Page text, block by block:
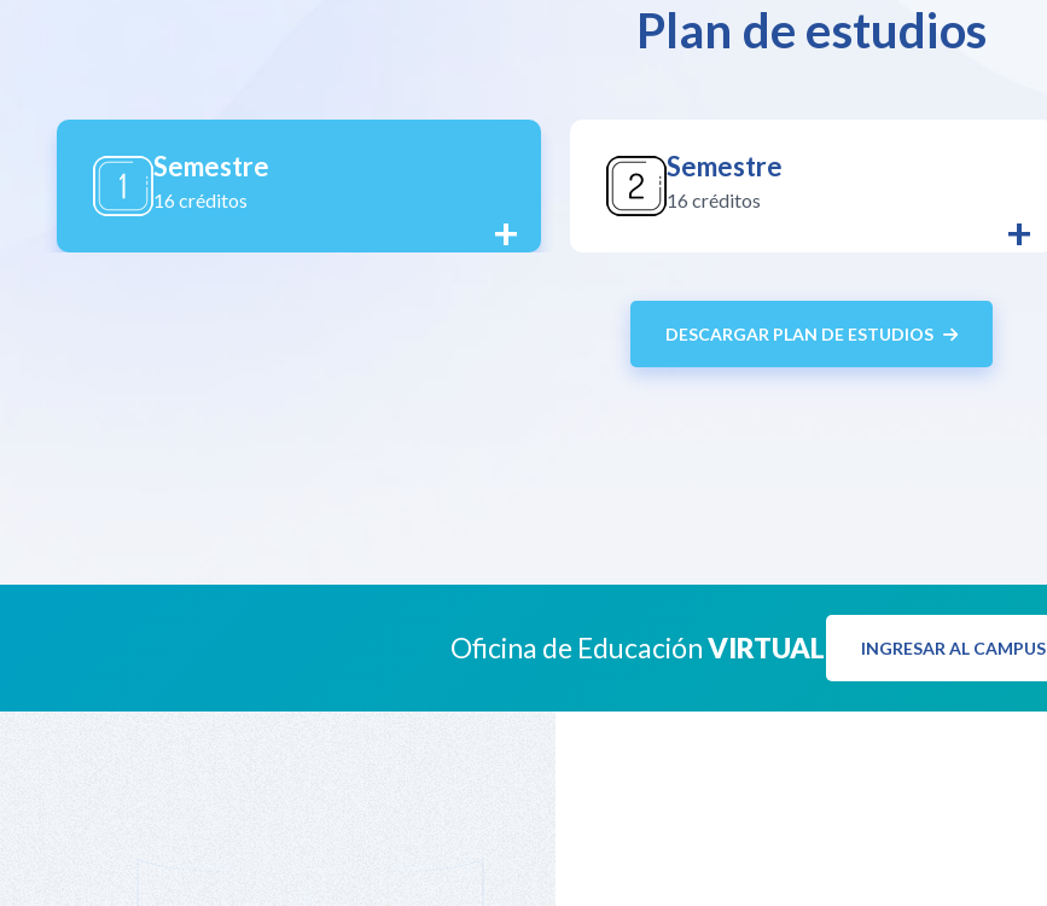
Plan de estudios
Semestre
16 créditos
+
Semestre
16 créditos
+
DESCARGAR PLAN DE ESTUDIOS
Oficina de EducaciónVIRTUAL INGRESAR AL CAMPUS